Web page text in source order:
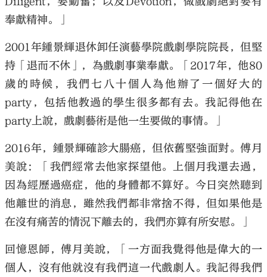
奉獻精神。」
2001年鍾景輝退休卸任演藝學院戲劇學院院長，但堅
持「退而不休」，為戲劇事業奉獻。「2017年，他80
歲的時候，我們七八十個人為他辦了一個好大的
party，包括他教過的學生很多都有去。我記得他在
party上說，戲劇藝術是他一生要做的事情。」
2016年，鍾景輝確診大腸癌，但依舊堅強面對。傅月
美說：「我們經常去他家探望他。上個月我還去過，
因為經歷過癌症，他的身體都不算好。今日突然聽到
他離世的消息，雖然我們都非常捨不得，但如果他是
在沒有痛苦的情況下離去的，我們亦算有所安慰。」
回憶恩師，傅月美說，「一方面我覺得他是偉大的一
個人，沒有他就沒有我們這一代戲劇人。我記得我們